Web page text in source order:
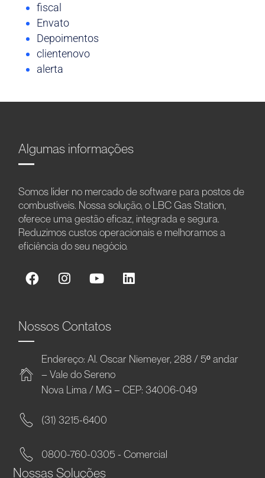
fiscal
Envato
Depoimentos
clientenovo
alerta
Algumas informações
Somos líder no mercado de software para postos de
combustíveis. Nossa solução, o LBC Gas Station,
oferece uma gestão eficaz, integrada e segura.
Reduzimos custos operacionais e melhoramos a
eficiência do seu negócio.
Nossos Contatos
Endereço: Al. Oscar Niemeyer, 288 / 5º andar
– Vale do Sereno
Nova Lima / MG – CEP: 34006-049
(31) 3215-6400
0800-760-0305 - Comercial
Nossas Soluções